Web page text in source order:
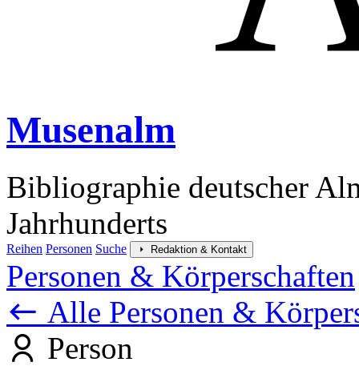
Musenalm
Bibliographie deutscher
Jahrhunderts
Reihen Personen Suche Redaktion & Kontakt
Personen & Körperschaften
Alle Personen &
Person